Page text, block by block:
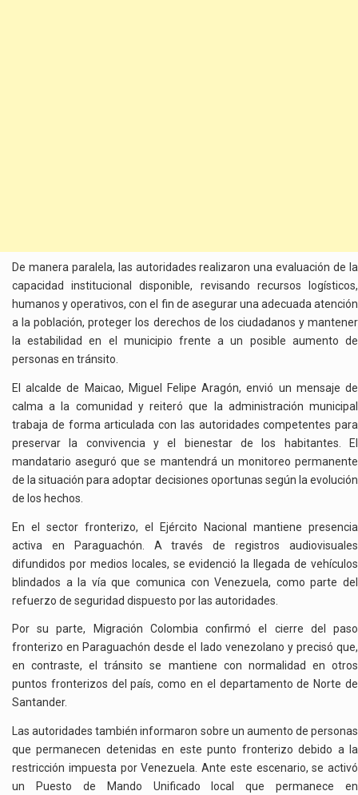
De manera paralela, las autoridades realizaron una evaluación de la
capacidad institucional disponible, revisando recursos logísticos,
humanos y operativos, con el fin de asegurar una adecuada atención
a la población, proteger los derechos de los ciudadanos y mantener
la estabilidad en el municipio frente a un posible aumento de
personas en tránsito.
El alcalde de Maicao, Miguel Felipe Aragón, envió un mensaje de
calma a la comunidad y reiteró que la administración municipal
trabaja de forma articulada con las autoridades competentes para
preservar la convivencia y el bienestar de los habitantes. El
mandatario aseguró que se mantendrá un monitoreo permanente
de la situación para adoptar decisiones oportunas según la evolución
de los hechos.
En el sector fronterizo, el Ejército Nacional mantiene presencia
activa en Paraguachón. A través de registros audiovisuales
difundidos por medios locales, se evidenció la llegada de vehículos
blindados a la vía que comunica con Venezuela, como parte del
refuerzo de seguridad dispuesto por las autoridades.
Por su parte, Migración Colombia confirmó el cierre del paso
fronterizo en Paraguachón desde el lado venezolano y precisó que,
en contraste, el tránsito se mantiene con normalidad en otros
puntos fronterizos del país, como en el departamento de Norte de
Santander.
Las autoridades también informaron sobre un aumento de personas
que permanecen detenidas en este punto fronterizo debido a la
restricción impuesta por Venezuela. Ante este escenario, se activó
un Puesto de Mando Unificado local que permanece en